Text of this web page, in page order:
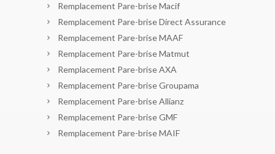
Remplacement Pare-brise Macif
Remplacement Pare-brise Direct Assurance
Remplacement Pare-brise MAAF
Remplacement Pare-brise Matmut
Remplacement Pare-brise AXA
Remplacement Pare-brise Groupama
Remplacement Pare-brise Allianz
Remplacement Pare-brise GMF
Remplacement Pare-brise MAIF